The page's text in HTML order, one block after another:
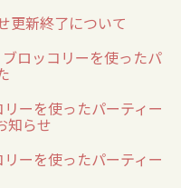
更新終了について
ロッコリーを使ったパ
ーを使ったパーティー
知らせ
ーを使ったパーティー